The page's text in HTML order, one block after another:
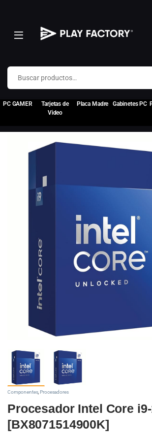
Buscar por:
PC GAMER
Tarjetas de
Video
Placa Madre Gabinetes PC
Componentes,Procesadores
Procesador Intel Core
[BX8071514900K]